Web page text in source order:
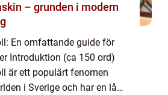
– grunden i modern
En omfattande guide för
Introduktion (ca 150 ord)
är ett populärt fenomen
i Sverige och har en lång